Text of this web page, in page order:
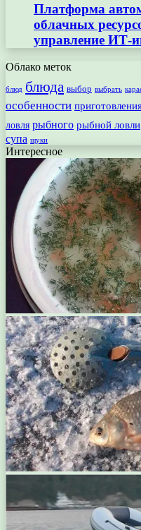
Платформа
облачных
управление ИТ-
Облако меток
блюд блюда выбор выбрать
особенности
ловля рыбного рыбной ловли
супа щуки
Интересное